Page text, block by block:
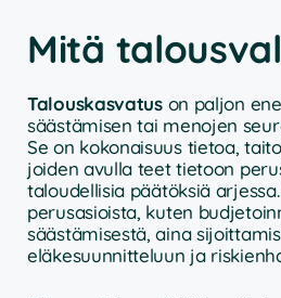
Mitä
Talouskasvatus on paljon
säästämisen tai menojen
Se on kokonaisuus tietoa,
joiden avulla teet tietoon
taloudellisia päätöksiä
perusasioista, kuten
säästämisestä, aina
eläkesuunnitteluun ja